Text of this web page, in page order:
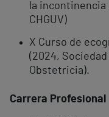
la
CHGUV)
X Curso de
(2024,
Obstetricia).
Carrera Profesional